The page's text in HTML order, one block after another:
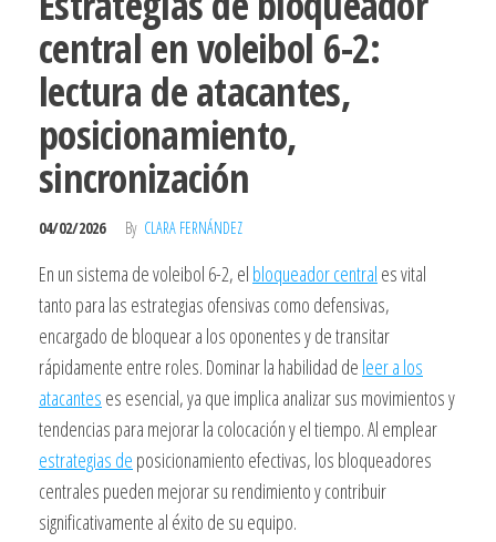
central en voleibol 6-2:
lectura de atacantes,
posicionamiento,
sincronización
04/02/2026 By CLARA FERNÁNDEZ
En un sistema de voleibol 6-2, el bloqueador central es vital
tanto para las estrategias ofensivas como defensivas,
encargado de bloquear a los oponentes y de transitar
rápidamente entre roles. Dominar la habilidad de leer a los
atacantes es esencial, ya que implica analizar sus movimientos y
tendencias para mejorar la colocación y el tiempo. Al emplear
estrategias de posicionamiento efectivas, los bloqueadores
centrales pueden mejorar su rendimiento y contribuir
significativamente al éxito de su equipo.